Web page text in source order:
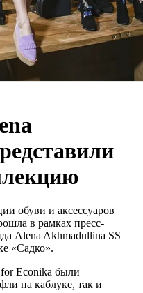
обуви и аксессуаров
в рамках пресс-
Alena Akhmadullina SS
«Садко».
Eсonika были
на каблуке, так и